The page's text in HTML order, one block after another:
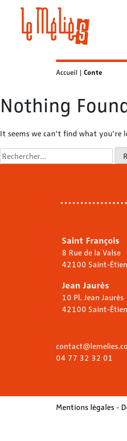
Accueil | Conte
Nothing
It seems we can’t find what you’re
Rechercher :
Saint François
8 Rue de la Valse
42100 Saint-
Jean Jaurès
10 Pl. Jean Jaurès
42100 Saint-
04 77 32 32 01
Mentions légales -